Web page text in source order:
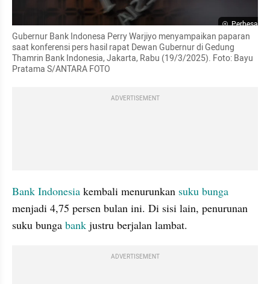
Perbesar
Gubernur Bank Indonesa Perry Warjiyo menyampaikan paparan
saat konferensi pers hasil rapat Dewan Gubernur di Gedung
Thamrin Bank Indonesia, Jakarta, Rabu (19/3/2025). Foto: Bayu
Pratama S/ANTARA FOTO
ADVERTISEMENT
Bank Indonesia kembali menurunkan suku bunga
menjadi 4,75 persen bulan ini. Di sisi lain, penurunan
suku bunga bank justru berjalan lambat.
ADVERTISEMENT